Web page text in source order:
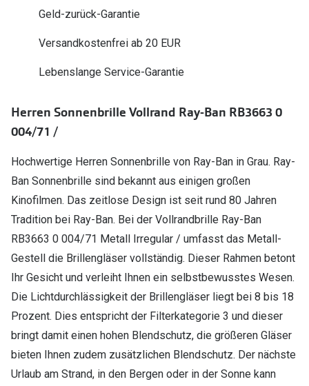
Brillenglas Typen
Transitions Gläser
Blaulichtfilter
Stellest®-Brillengläser
Zubehör
Brillenbügel
Brillenetuis
Brillenkettchen
Geld-zurück-Garantie
Versandkostenfrei ab 20 EUR
Lebenslange Service-Garantie
Herren Sonnenbrille Vollrand Ray-Ban RB3663 0
004/71 /
Hochwertige Herren Sonnenbrille von Ray-Ban in Grau. Ray-
Ban Sonnenbrille sind bekannt aus einigen großen
Kinofilmen. Das zeitlose Design ist seit rund 80 Jahren
Tradition bei Ray-Ban. Bei der Vollrandbrille Ray-Ban
RB3663 0 004/71 Metall Irregular / umfasst das Metall-
Gestell die Brillengläser vollständig. Dieser Rahmen betont
Ihr Gesicht und verleiht Ihnen ein selbstbewusstes Wesen.
Die Lichtdurchlässigkeit der Brillengläser liegt bei 8 bis 18
Prozent. Dies entspricht der Filterkategorie 3 und dieser
bringt damit einen hohen Blendschutz, die größeren Gläser
bieten Ihnen zudem zusätzlichen Blendschutz. Der nächste
Urlaub am Strand, in den Bergen oder in der Sonne kann